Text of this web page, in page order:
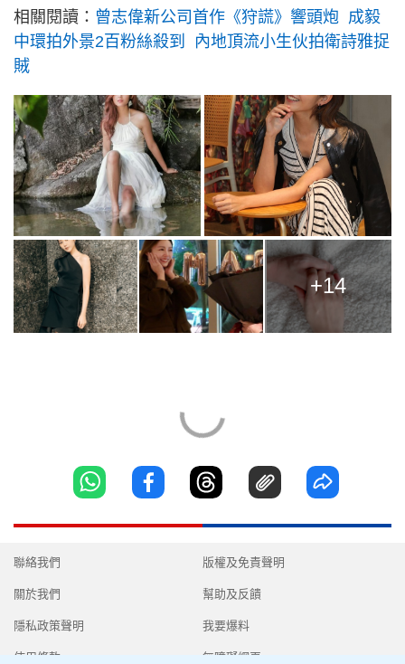
相關閱讀： 曾志偉新公司首作《狩謊》響頭炮 成毅
中環拍外景2百粉絲殺到 內地頂流小生伙拍衛詩雅捉
賊
+14
聯絡我們
關於我們
隱私政策聲明
使用條款
版權及免責聲明
幫助及反饋
我要爆料
無障礙網頁